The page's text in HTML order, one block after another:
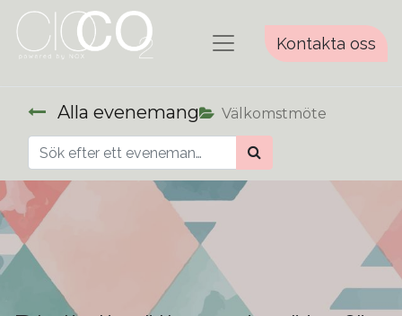
Kontakta oss
Alla evenemang Välkomstmöte